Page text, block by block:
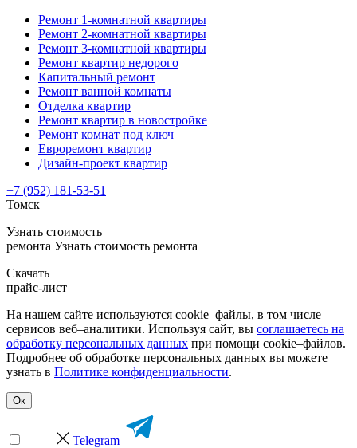
Ремонт 1-комнатной квартиры
Ремонт 2-комнатной квартиры
Ремонт 3-комнатной квартиры
Ремонт квартир недорого
Капитальный ремонт
Ремонт ванной комнаты
Отделка квартир
Ремонт квартир в новостройке
Ремонт комнат под ключ
Евроремонт квартир
Дизайн-проект квартир
+7 (952) 181-53-51
Томск
Узнать стоимость
ремонта Узнать стоимость ремонта
Скачать
прайс-лист
На нашем сайте используются cookie–файлы, в том числе
сервисов веб–аналитики. Используя сайт, вы соглашаетесь на
обработку персональных данных при помощи cookie–файлов.
Подробнее об обработке персональных данных вы можете
узнать в Политике конфиденциальности.
Ок
Telegram